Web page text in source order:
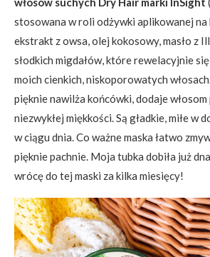
stosowana w roli odżywki aplikowanej na
ekstrakt z owsa, olej kokosowy, masło z
słodkich migdałów, które rewelacyjnie
moich cienkich, niskoporowatych
pięknie nawilża końcówki, dodaje włosom
niezwykłej miękkości. Są gładkie, miłe w
w ciągu dnia. Co ważne maska łatwo
pięknie pachnie. Moja tubka dobiła już
wrócę do tej maski za kilka miesięcy!